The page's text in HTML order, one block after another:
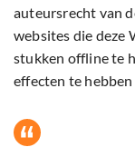
auteursrecht van
websites die deze
stukken offline te
effecten te